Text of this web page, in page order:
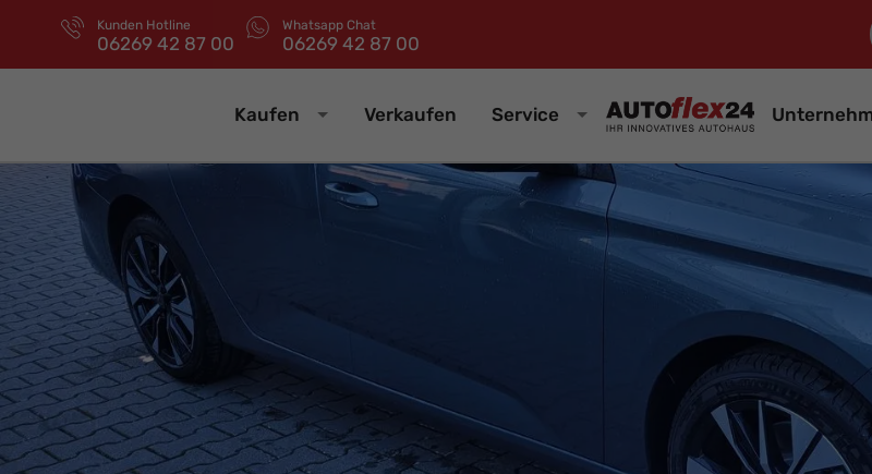
Kunden Hotline
06269 42 87 00
Whatsapp Chat
06269 42 87 00
Kaufen Verkaufen Service